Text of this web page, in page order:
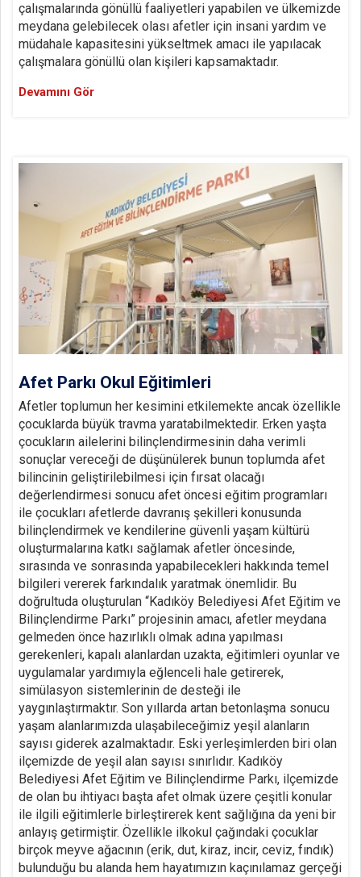
çalışmalarında gönüllü faaliyetleri yapabilen ve ülkemizde
meydana gelebilecek olası afetler için insani yardım ve
müdahale kapasitesini yükseltmek amacı ile yapılacak
çalışmalara gönüllü olan kişileri kapsamaktadır.
Devamını Gör
Afet Parkı Okul Eğitimleri
Afetler toplumun her kesimini etkilemekte ancak özellikle
çocuklarda büyük travma yaratabilmektedir. Erken yaşta
çocukların ailelerini bilinçlendirmesinin daha verimli
sonuçlar vereceği de düşünülerek bunun toplumda afet
bilincinin geliştirilebilmesi için fırsat olacağı
değerlendirmesi sonucu afet öncesi eğitim programları
ile çocukları afetlerde davranış şekilleri konusunda
bilinçlendirmek ve kendilerine güvenli yaşam kültürü
oluşturmalarına katkı sağlamak afetler öncesinde,
sırasında ve sonrasında yapabilecekleri hakkında temel
bilgileri vererek farkındalık yaratmak önemlidir. Bu
doğrultuda oluşturulan “Kadıköy Belediyesi Afet Eğitim ve
Bilinçlendirme Parkı” projesinin amacı, afetler meydana
gelmeden önce hazırlıklı olmak adına yapılması
gerekenleri, kapalı alanlardan uzakta, eğitimleri oyunlar ve
uygulamalar yardımıyla eğlenceli hale getirerek,
simülasyon sistemlerinin de desteği ile
yaygınlaştırmaktır. Son yıllarda artan betonlaşma sonucu
yaşam alanlarımızda ulaşabileceğimiz yeşil alanların
sayısı giderek azalmaktadır. Eski yerleşimlerden biri olan
ilçemizde de yeşil alan sayısı sınırlıdır. Kadıköy
Belediyesi Afet Eğitim ve Bilinçlendirme Parkı, ilçemizde
de olan bu ihtiyacı başta afet olmak üzere çeşitli konular
ile ilgili eğitimlerle birleştirerek kent sağlığına da yeni bir
anlayış getirmiştir. Özellikle ilkokul çağındaki çocuklar
birçok meyve ağacının (erik, dut, kiraz, incir, ceviz, fındık)
bulunduğu bu alanda hem hayatımızın kaçınılamaz gerçeği